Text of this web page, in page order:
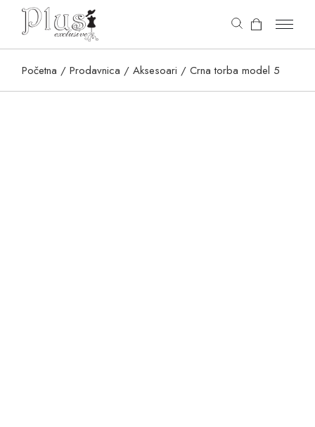
content
Početna Prodavnica Aksesoari Crna torba model 5